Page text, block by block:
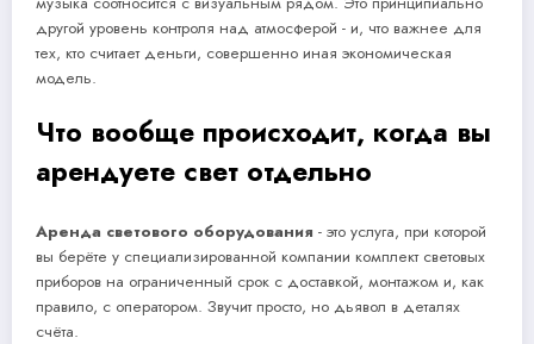
другой уровень контроля над атмосферой - и, что важнее для
тех, кто считает деньги, совершенно иная экономическая
модель.
Что вообще происходит, когда вы
арендуете свет отдельно
Аренда светового оборудования - это услуга, при которой
вы берёте у специализированной компании комплект световых
приборов на ограниченный срок с доставкой, монтажом и, как
правило, с оператором. Звучит просто, но дьявол в деталях
счёта.